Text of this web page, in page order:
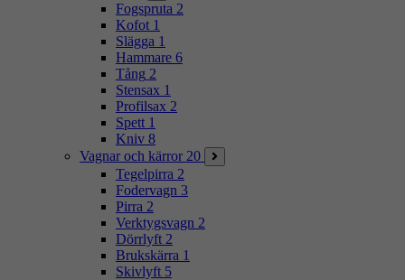
Fogspruta 2
Kofot 1
Slägga 1
Hammare 6
Tång 2
Stensax 1
Profilsax 2
Spett 1
Kniv 8
Vagnar och kärror 20
Tegelpirra 2
Fodervagn 3
Pirra 2
Verktygsvagn 2
Dörrlyft 2
Brukskärra 1
Skivlyft 5